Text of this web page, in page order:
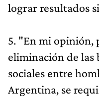
lograr resultados
5. "En mi opinión,
eliminación de las
sociales entre
Argentina, se